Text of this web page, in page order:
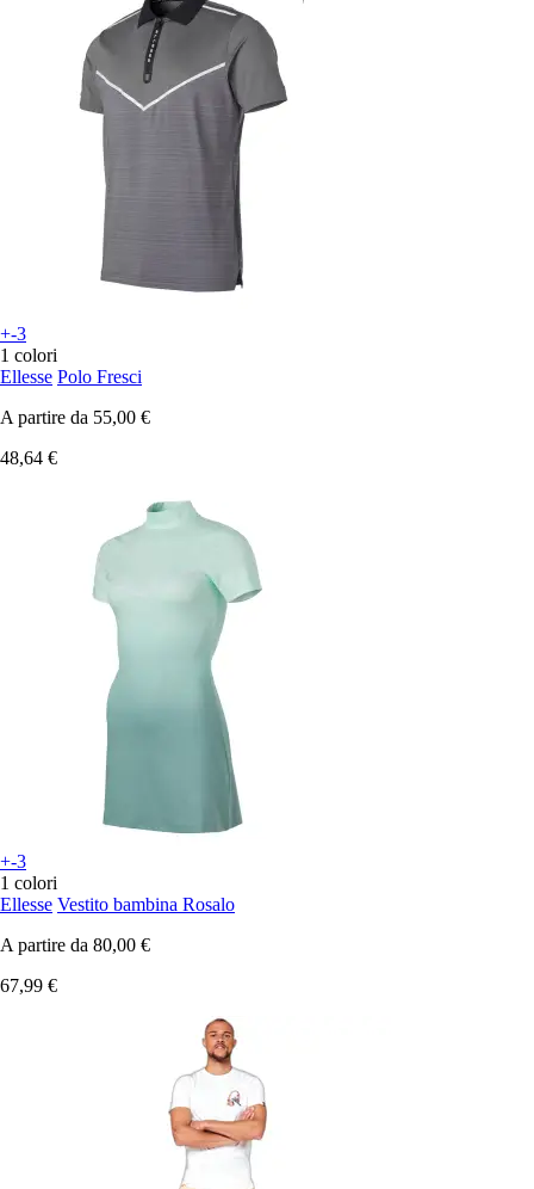
+-3
1 colori
Ellesse Polo Fresci
A partire da 55,00 €
48,64 €
+-3
1 colori
Ellesse Vestito bambina Rosalo
A partire da 80,00 €
67,99 €